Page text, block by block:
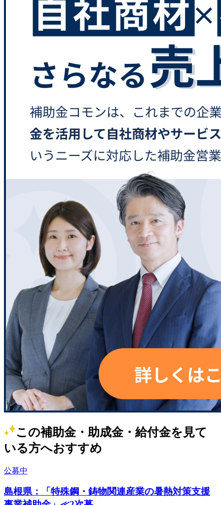
この補助金・助成金・給付金を見て
いる方へおすすめ
公募中
島根県：「特殊鋼・鋳物関連産業の暑熱対策支援